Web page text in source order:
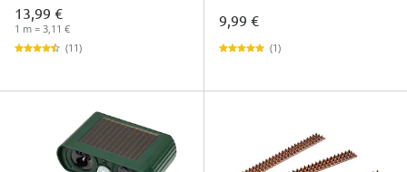
13,99 €
1 m = 3,11 €
(11)
9,99 €
(1)